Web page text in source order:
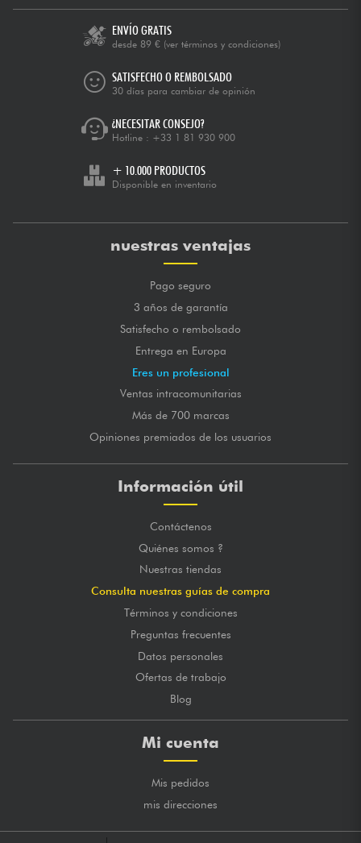
ENVÍO GRATIS
desde 89 € (ver términos y condiciones)
SATISFECHO O REMBOLSADO
30 días para cambiar de opinión
¿NECESITAR CONSEJO?
Hotline : +33 1 81 930 900
+ 10.000 PRODUCTOS
Disponible en inventario
nuestras ventajas
Pago seguro
3 años de garantía
Satisfecho o rembolsado
Entrega en Europa
Eres un profesional
Ventas intracomunitarias
Más de 700 marcas
Opiniones premiados de los usuarios
Información útil
Contáctenos
Quiénes somos ?
Nuestras tiendas
Consulta nuestras guías de compra
Términos y condiciones
Preguntas frecuentes
Datos personales
Ofertas de trabajo
Blog
Mi cuenta
Mis pedidos
mis direcciones